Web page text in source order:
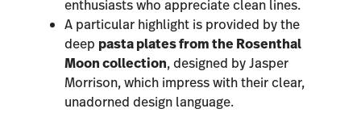
enthusiasts who appreciate clean lines.
A particular highlight is provided by the
deep pasta plates from theRosenthal
Moon collection, designed by Jasper
Morrison, which impress with their clear,
unadorned design language.